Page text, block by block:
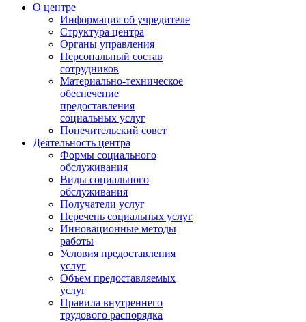
О центре
Информация об учредителе
Структура центра
Органы управления
Персональный состав
сотрудников
Материально-техническое
обеспечение
предоставления
социальных услуг
Попечительский совет
Деятельность центра
Формы социального
обслуживания
Виды социального
обслуживания
Получатели услуг
Перечень социальных услуг
Инновационные методы
работы
Условия предоставления
услуг
Объем предоставляемых
услуг
Правила внутреннего
трудового распорядка